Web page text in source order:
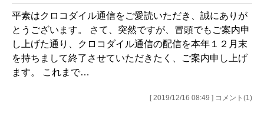
平素はクロコダイル通信をご愛読いただき、誠にありが
とうございます。 さて、突然ですが、冒頭でもご案内申
し上げた通り、クロコダイル通信の配信を本年１２月末
を持ちまして終了させていただきたく、ご案内申し上げ
ます。 これまで…
[ 2019/12/16 08:49 ] コメント(1)